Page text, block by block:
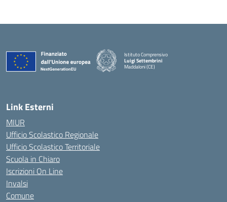
Istituto Comprensivo
Luigi Settembrini
Maddaloni (CE)
Link Esterni
MIUR
Ufficio Scolastico Regionale
Ufficio Scolastico Territoriale
Scuola in Chiaro
Iscrizioni On Line
Invalsi
Comune